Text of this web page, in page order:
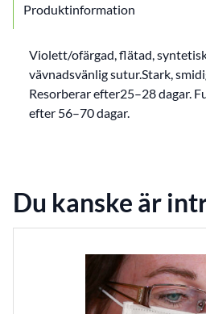
Produktinformation
Violett/ofärgad, flätad,
vävnadsvänlig sutur.Stark,
Resorberar efter25–28 dagar.
efter 56–70 dagar.
Du kanske är